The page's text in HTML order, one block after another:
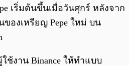
เริ่มต้นขึ้นเมื่อวันศุกร์ หลังจาก
ของเหรียญ Pepe ใหม่ บน
งาน Binance ให้ทำแบบ